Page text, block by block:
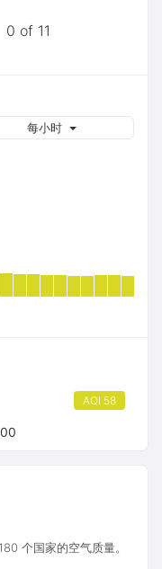
0 of 11
每小时
AQI 58
个国家的空气质量。